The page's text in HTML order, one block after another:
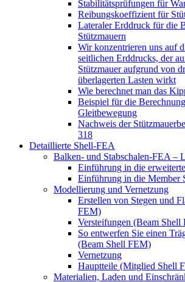
Stabilitätsprüfungen für
Reibungskoeffizient für
Lateraler Erddruck für die
Stützmauern
Wir konzentrieren uns auf
seitlichen Erddrucks, der
Stützmauer aufgrund von
überlagerten Lasten wirkt
Wie berechnet man das
Beispiel für die
Gleitbewegung
Nachweis der
318
Detaillierte Shell-FEA
Balken- und Stabschalen-FEA –
Einführung in die
Einführung in die Member
Modellierung und Vernetzung
Erstellen von Stegen und
FEM)
Versteifungen (Beam Shell
So entwerfen Sie einen
(Beam Shell FEM)
Vernetzung
Hauptteile (Mitglied Shell
Materialien, Laden und